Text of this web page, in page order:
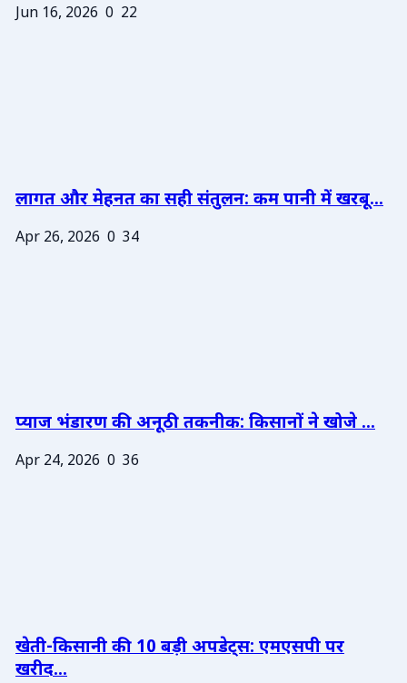
Jun 16, 2026 0 22
लागत और मेहनत का सही संतुलन: कम पानी में खरबू...
Apr 26, 2026 0 34
प्याज भंडारण की अनूठी तकनीक: किसानों ने खोजे ...
Apr 24, 2026 0 36
खेती-किसानी की 10 बड़ी अपडेट्स: एमएसपी पर
खरीद...